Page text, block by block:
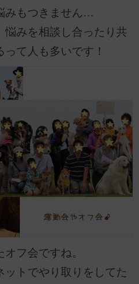
みもつきません…
悩みを相談し合ったり共
て人も多いです！
フ会ですね。
ットでやり取りをしてた